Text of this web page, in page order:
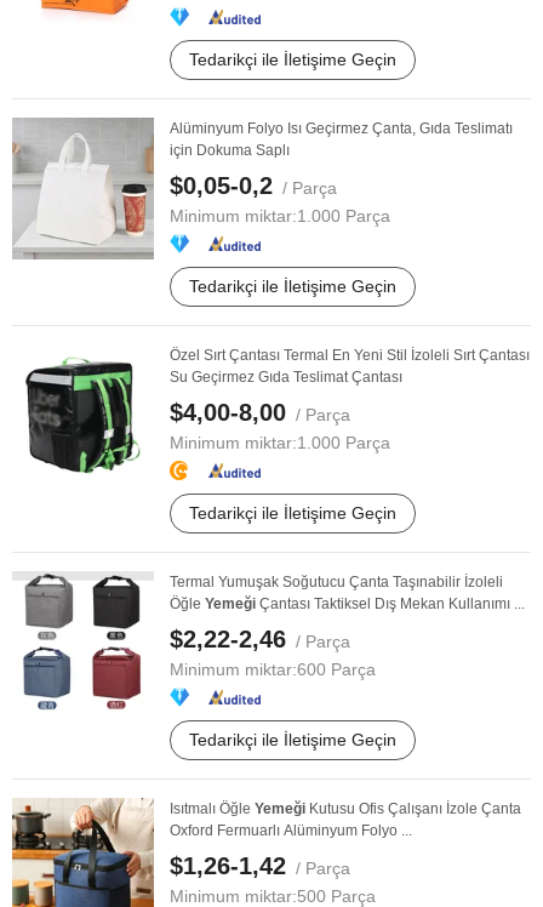
Tedarikçi ile İletişime Geçin
Alüminyum Folyo Isı Geçirmez Çanta, Gıda Teslimatı
için Dokuma Saplı
$0,05-0,2 / Parça
Minimum miktar:1.000 Parça
Tedarikçi ile İletişime Geçin
Özel Sırt Çantası Termal En Yeni Stil İzoleli Sırt Çantası
Su Geçirmez Gıda Teslimat Çantası
$4,00-8,00 / Parça
Minimum miktar:1.000 Parça
Tedarikçi ile İletişime Geçin
Termal Yumuşak Soğutucu Çanta Taşınabilir İzoleli
Öğle Yemeği Çantası Taktiksel Dış Mekan Kullanımı ...
$2,22-2,46 / Parça
Minimum miktar:600 Parça
Tedarikçi ile İletişime Geçin
Isıtmalı Öğle Yemeği Kutusu Ofis Çalışanı İzole Çanta
Oxford Fermuarlı Alüminyum Folyo ...
$1,26-1,42 / Parça
Minimum miktar:500 Parça